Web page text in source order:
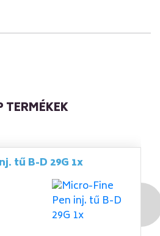
TERMÉKEK
tű B-D 29G 1x